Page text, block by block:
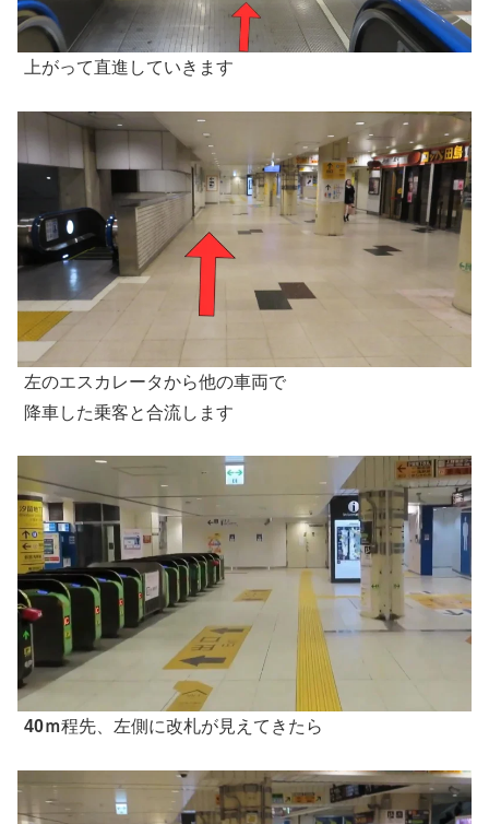
上がって直進していきます
左のエスカレータから他の車両で
降車した乗客と合流します
40ｍ程先、左側に改札が見えてきたら